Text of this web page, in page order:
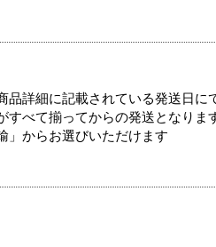
詳細に記載されている発送日に
べて揃ってからの発送となりま
」からお選びいただけます